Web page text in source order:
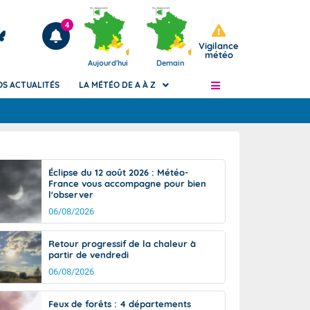
Articles
4
Aujourd'hui Demain
Vigilance
météo
de
Phénomènes dangereux de J+2 à J+7
Avertissement pluies intenses à l'échelle
des communes (Apic)
Bulletins Marine
Bulletins d'estimation du risque
d'avalanche
Météo des forêts
Vigicrues
ACTUALITÉS LA MÉTÉO DE A À Z
Éclipse du 12 août 2026 : Météo-
France vous accompagne pour bien
l'observer
06/08/2026
Retour progressif de la chaleur à
partir de vendredi
06/08/2026
Feux de forêts : 4 départements